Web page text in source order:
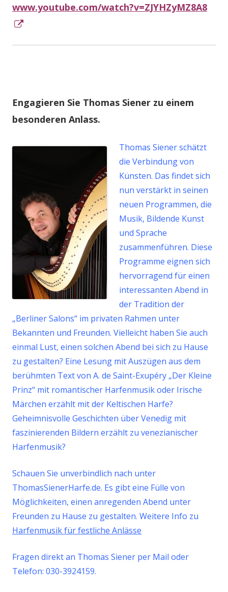
www.youtube.com/watch?v=ZJYHZyMZ8A8
Engagieren Sie Thomas Siener zu einem
besonderen Anlass.
Thomas Siener schätzt
die Verbindung von
Künsten. Das findet sich
nun verstärkt in seinen
neuen Programmen, die
Musik, Bildende Kunst
und Sprache
zusammenführen. Diese
Programme eignen sich
hervorragend für einen
interessanten Abend in
der Tradition der
„Berliner Salons“ im privaten Rahmen unter
Bekannten und Freunden. Vielleicht haben Sie auch
einmal Lust, einen solchen Abend bei sich zu Hause
zu gestalten? Eine Lesung mit Auszügen aus dem
berühmten Text von A. de Saint-Exupéry „Der Kleine
Prinz“ mit romantischer Harfenmusik oder Irische
Märchen erzählt mit der Keltischen Harfe?
Geheimnisvolle Geschichten über Venedig mit
faszinierenden Bildern erzählt zu venezianischer
Harfenmusik?
Schauen Sie unverbindlich nach unter
ThomasSienerHarfe.de. Es gibt eine Fülle von
Möglichkeiten, einen anregenden Abend unter
Freunden zu Hause zu gestalten. Weitere Info zu
Harfenmusik für festliche Anlässe
Fragen direkt an Thomas Siener per Mail oder
Telefon: 030-3924159.